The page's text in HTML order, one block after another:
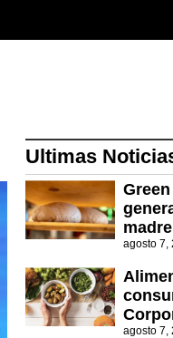
Ultimas
madre
agosto 7,
agosto 7,